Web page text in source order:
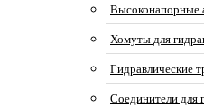
Высоконапорные
Хомуты для
Гидравлические
Соединители для